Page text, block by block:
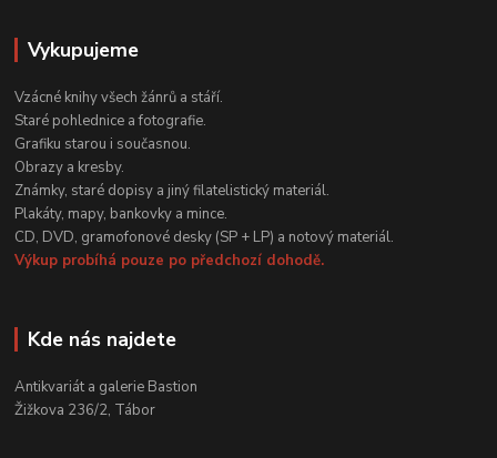
Vykupujeme
Vzácné knihy všech žánrů a stáří.
Staré pohlednice a fotografie.
Grafiku starou i současnou.
Obrazy a kresby.
Známky, staré dopisy a jiný filatelistický materiál.
Plakáty, mapy, bankovky a mince.
CD, DVD, gramofonové desky (SP + LP) a notový materiál.
Výkup probíhá pouze po předchozí dohodě.
Kde nás najdete
Antikvariát a galerie Bastion
Žižkova 236/2, Tábor